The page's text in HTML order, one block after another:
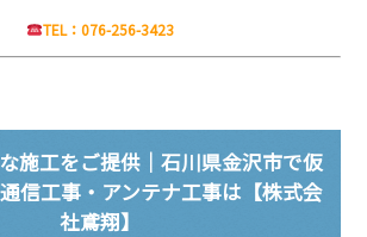
TEL：076-256-3423
施工をご提供｜石川県金沢市で仮
信工事・アンテナ工事は【株式会
社鳶翔】